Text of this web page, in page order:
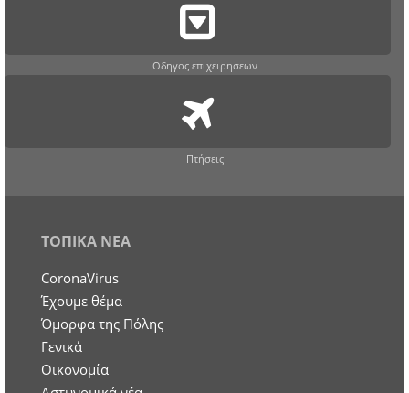
Οδηγος επιχειρησεων
Πτήσεις
ΤΟΠΙΚΑ ΝΕΑ
CoronaVirus
Έχουμε θέμα
Όμορφα της Πόλης
Γενικά
Οικονομία